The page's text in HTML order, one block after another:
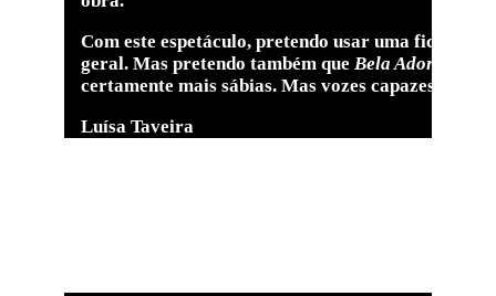
Com este espetáculo, pretendo usar uma ficção
geral. Mas pretendo também que Bela Adormecida
certamente mais sábias. Mas vozes capazes de
Luísa Taveira